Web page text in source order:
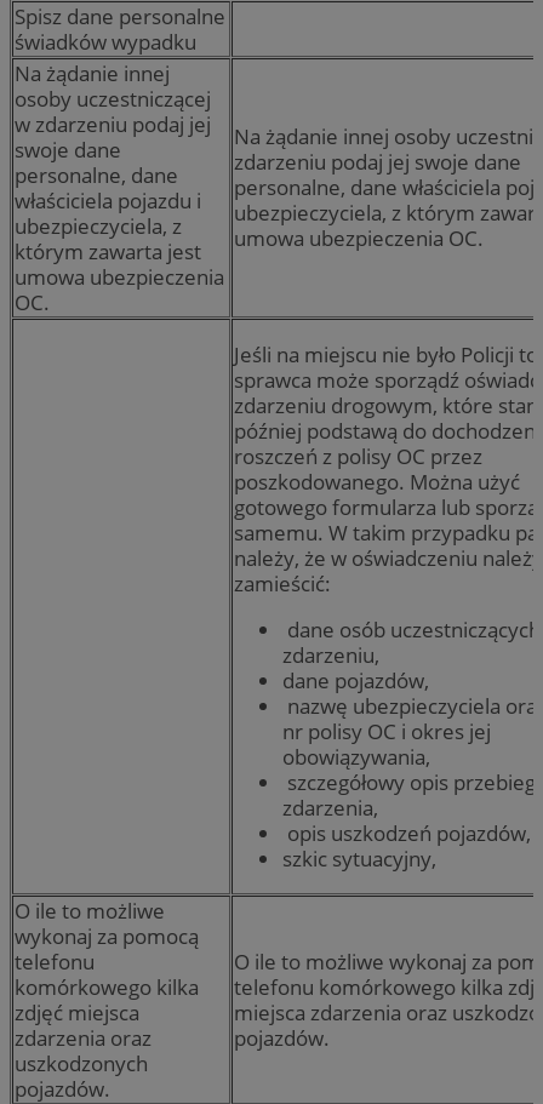
Spisz dane personalne
świadków wypadku
Na żądanie innej
osoby uczestniczącej
w zdarzeniu podaj jej
swoje dane
personalne, dane
właściciela pojazdu i
ubezpieczyciela, z
którym zawarta jest
umowa ubezpieczenia
OC.
Na żądanie innej osoby
zdarzeniu podaj jej swoje dane
personalne, dane właściciela
ubezpieczyciela, z którym
umowa ubezpieczenia OC.
Jeśli na miejscu nie było Policji to
sprawca może sporządź
zdarzeniu drogowym, które
później podstawą do
roszczeń z polisy OC przez
poszkodowanego. Można użyć
gotowego formularza lub
samemu. W takim przypadku
należy, że w oświadczeniu należy
zamieścić:
dane osób
zdarzeniu,
dane pojazdów,
nazwę ubezpieczyciela
nr polisy OC i okres jej
obowiązywania,
szczegółowy opis
zdarzenia,
opis uszkodzeń pojazdów,
szkic sytuacyjny,
O ile to możliwe
wykonaj za pomocą
telefonu
komórkowego kilka
zdjęć miejsca
zdarzenia oraz
uszkodzonych
pojazdów.
O ile to możliwe wykonaj za
telefonu komórkowego kilka
miejsca zdarzenia oraz
pojazdów.